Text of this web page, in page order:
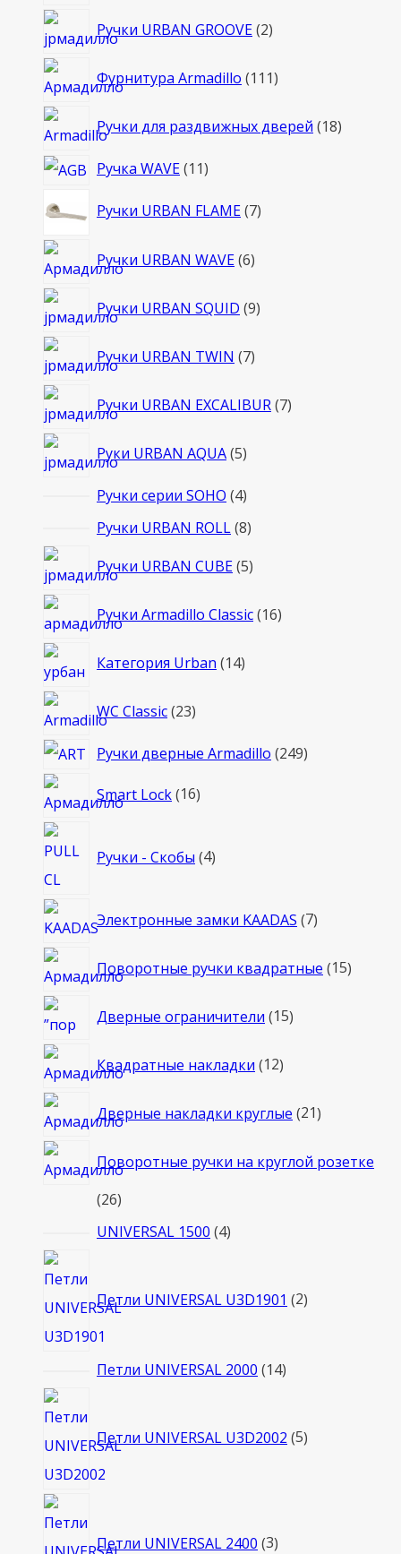
Ручки URBAN GROOVE 22
Фурнитура Armadillo 111111
Ручки для раздвижных дверей 1818
Ручка WAVE 1111
Ручки URBAN FLAME 77
Ручки URBAN WAVE 66
Ручки URBAN SQUID 99
Ручки URBAN TWIN 77
Ручки URBAN EXCALIBUR 77
Руки URBAN AQUA 55
Ручки серии SOHO 44
товара
Ручки URBAN ROLL 88
Ручки URBAN CUBE 55
Ручки Armadillo Classic 1616
Категория Urban 1414
WC Classic 2323
Ручки дверные Armadillo 249249
Smart Lock 1616
Ручки - Скобы 4товара
Электронные замки KAADAS 77
Поворотные ручки квадратные 1515
Дверные ограничители 1515
Квадратные накладки 1212
Дверные накладки круглые 2121
Поворотные ручки на круглой розетке
2626
товаров
UNIVERSAL 1500 44
Петли UNIVERSAL U3D1901 2товара
Петли UNIVERSAL 2000 1414
Петли UNIVERSAL U3D2002 5товаров
Петли UNIVERSAL 2400 3товара